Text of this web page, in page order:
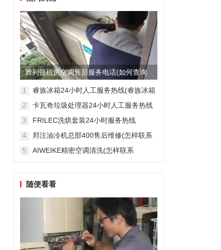
雅列顿机房空调售后服务电话(如何查询
雅列顿机房空调售后服务电...
1
睿族冰箱24小时人工服务热线(睿族冰箱
2
卡瓦奇垃圾处理器24小时人工服务热线
是多少？)
3
FRILEC洗烘套装24小时服务热线
少？)
4
邦注油冷机总部400售后维修(怎样联系
5
AIWEIKE精密空调清洗(怎样联系
随便看看